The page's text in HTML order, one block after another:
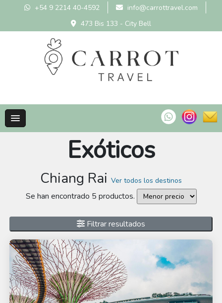
+54 9 2214 40-4592
info@carrottravel.com
473 Bis 133 - City Bell
Exóticos
Chiang Rai Ver todos los destinos
Se han encontrado 5 productos.
Filtrar resultados